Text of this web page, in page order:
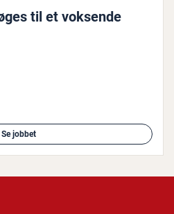
til et voksende
Se jobbet